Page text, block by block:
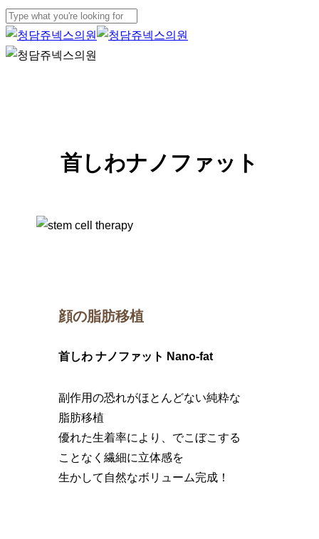
Skip
to
main
Close
Search
Menu
首しわナノファット
顔の脂肪移植
首しわ ナノファット Nano-fat
副作用の恐れがほとんどない純粋な
脂肪移植
優れた生着率により、でこぼこする
ことなく繊細に立体感を
生かして自然なボリューム完成！